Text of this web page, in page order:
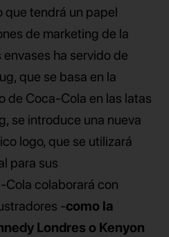
que tendrá un papel
de marketing de la
ha servido de
que se basa en la
de Coca-Cola en las latas
se introduce una nueva
logo, que se utilizará
para sus
colaborará con
-como la
Londres o Kenyon